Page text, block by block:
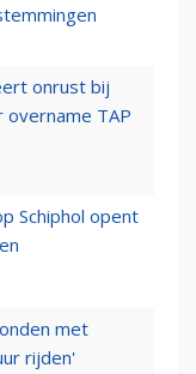
onrust bij
TAP
Schiphol opent
met
rijden'